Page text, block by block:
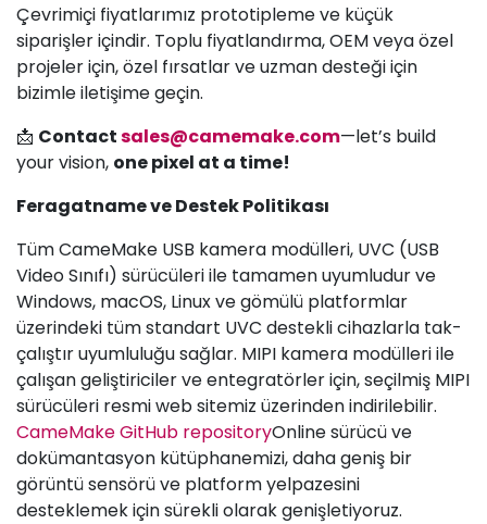
Çevrimiçi fiyatlarımız prototipleme ve küçük
siparişler içindir. Toplu fiyatlandırma, OEM veya özel
projeler için, özel fırsatlar ve uzman desteği için
bizimle iletişime geçin.
📩 Contactsales@camemake.com—let’s build
your vision, one pixel at a time!
Feragatname ve Destek Politikası
Tüm CameMake USB kamera modülleri, UVC (USB
Video Sınıfı) sürücüleri ile tamamen uyumludur ve
Windows, macOS, Linux ve gömülü platformlar
üzerindeki tüm standart UVC destekli cihazlarla tak-
çalıştır uyumluluğu sağlar. MIPI kamera modülleri ile
çalışan geliştiriciler ve entegratörler için, seçilmiş MIPI
sürücüleri resmi web sitemiz üzerinden indirilebilir.
CameMake GitHub repositoryOnline sürücü ve
dokümantasyon kütüphanemizi, daha geniş bir
görüntü sensörü ve platform yelpazesini
desteklemek için sürekli olarak genişletiyoruz.